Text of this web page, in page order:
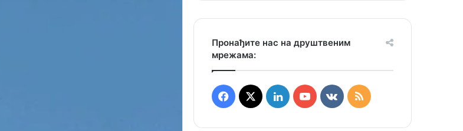
Пронађите нас на друштвеним
мрежама:
Facebook
X LinkedInYouTubevk.com
RSS